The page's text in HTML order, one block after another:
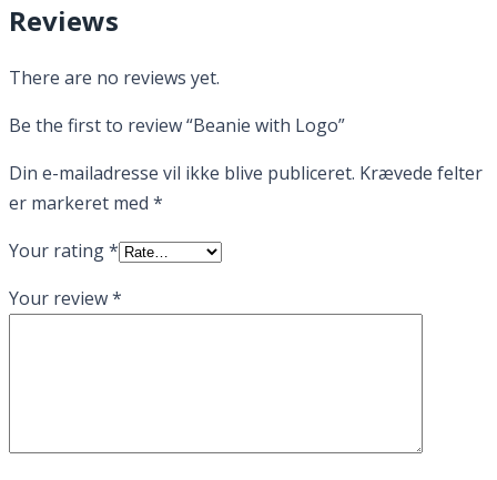
Reviews
There are no reviews yet.
Be the first to review “Beanie with Logo”
Din e-mailadresse vil ikke blive publiceret. Krævede felter
er markeret med *
Your rating*
Your review*